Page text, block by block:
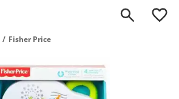
0
Fisher Price